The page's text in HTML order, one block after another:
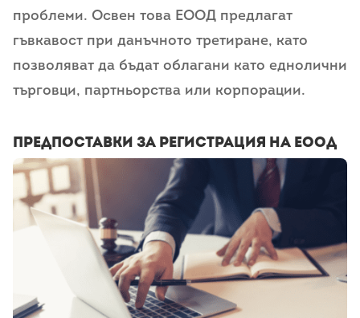
проблеми. Освен това ЕООД предлагат
гъвкавост при данъчното третиране, като
позволяват да бъдат облагани като еднолични
търговци, партньорства или корпорации.
Предпоставки за регистрация на ЕООД